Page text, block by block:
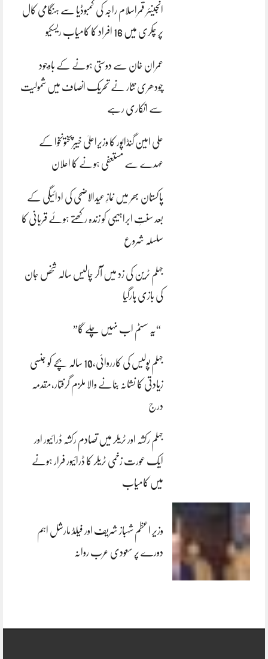
انجینئر قمراسلام راجہ کی کمبوڈیا سے ہنگامی کال
پر چکری میں 16 افراد کا کامیاب ریسکیو
عمران خان سے دوستی ہونے کے باوجود
چودھری نثار نے تحریک انصاف میں شمولیت
سے انکاری رہے
علی امین گنڈاپور کا وزیراعلیٰ خیبرپختونخوا کے
عہدے سے مستعفی ہونے کا اعلان
پاکستان بھر میں نمازِ عیدالاضحی کی ادائیگی کے
بعد سنتِ ابراہیمی کو زندہ رکھتے ہوئے قربانی کا
سلسلہ شروع
جہلم ٹرین کی زد میں آکر چالیس سالہ شخص جان
کی بازی ہارگیا
“یہ سسٹم اب نہیں چلے گا”
جہلم پولیس کی کارروائی،10 سالہ بچے کو جنسی
زیادتی کا نشانہ بنانے والا ملزم گرفتار،مقدمہ
درج
جہلم رکشہ اور ٹریلر میں تصادم رکشہ ڈرائیور اور
ایک عورت زخمی ٹریلر کا ڈرائیور فرار ہونے
میں کامیاب
وزیر اعظم شہباز شریف اور فیلڈ مارشل اہم
دورے پر سعودی عرب روانہ